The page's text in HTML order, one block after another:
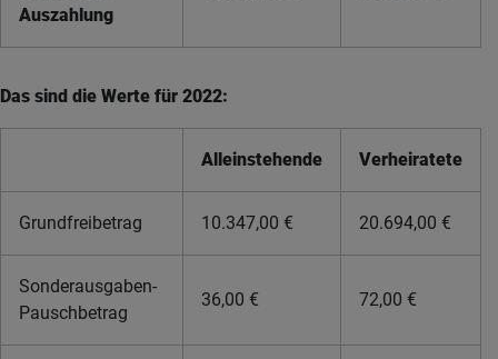
Auszahlung
Das sind die Werte für 2022:
Alleinstehende Verheiratete
Grundfreibetrag 10.347,00 € 20.694,00 €
Sonderausgaben-
Pauschbetrag
36,00 € 72,00 €